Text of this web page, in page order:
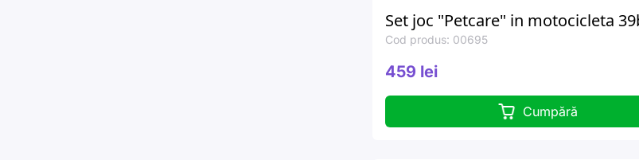
Set joc "Petcare" in motocicleta
Cod produs: 00695
459 lei
Cumpără